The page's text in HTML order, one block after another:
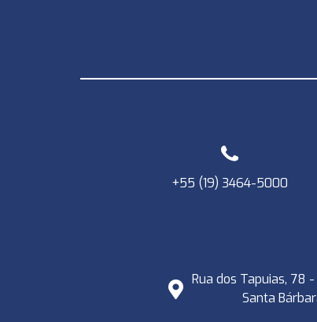
+55 (19) 3464-5000
Rua dos Tapuias, 78
Santa